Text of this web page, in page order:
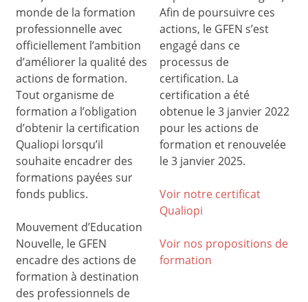
monde de la formation
professionnelle avec
officiellement l’ambition
d’améliorer la qualité des
actions de formation.
Tout organisme de
formation a l’obligation
d’obtenir la certification
Qualiopi lorsqu’il
souhaite encadrer des
formations payées sur
fonds publics.
Mouvement d’Education
Nouvelle, le GFEN
encadre des actions de
formation à destination
des professionnels de
Afin de poursuivre ces
actions, le GFEN s’est
engagé dans ce
processus de
certification. La
certification a été
obtenue le 3 janvier 2022
pour les actions de
formation et renouvelée
le 3 janvier 2025.
Voir notre certificat
Qualiopi
Voir nos propositions de
formation